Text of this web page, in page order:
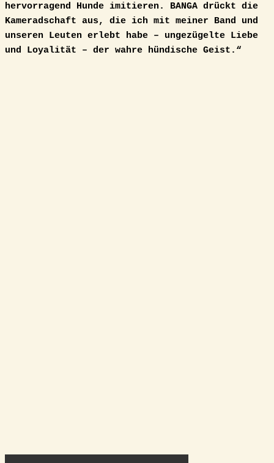
hervorragend Hunde imitieren. BANGA drückt die
Kameradschaft aus, die ich mit meiner Band und
unseren Leuten erlebt habe – ungezügelte Liebe
und Loyalität – der wahre hündische Geist.“